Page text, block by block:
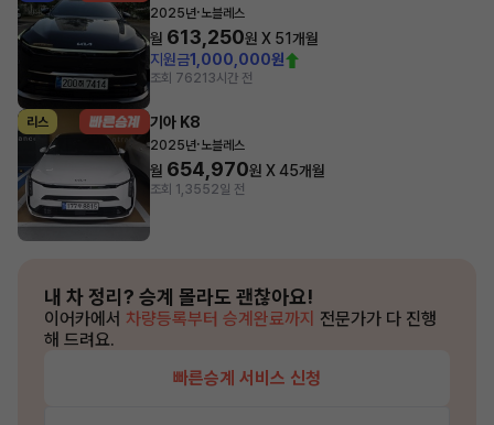
2025년·노블레스
월 613,250원 X 51개월
지원금1,000,000원
조회 76213시간 전
리스 기아 K8
2025년·노블레스
월 654,970원 X45개월
조회 1,3552일 전
내 차 정리? 승계 몰라도 괜찮아요!
이어카에서 차량등록부터 승계완료까지 전문가가 다 진행
해 드려요.
빠른승계 서비스 신청